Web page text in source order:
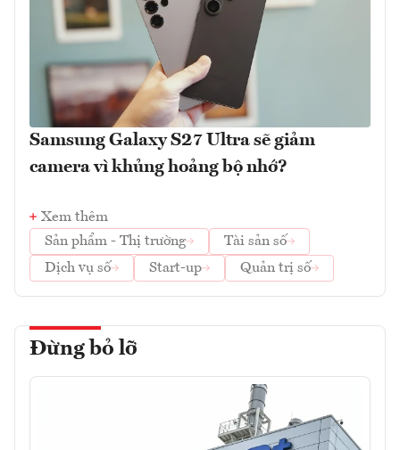
Samsung Galaxy S27 Ultra sẽ giảm
camera vì khủng hoảng bộ nhớ?
Xem thêm
Sản phẩm - Thị trường
Tài sản số
Dịch vụ số
Start-up Quản trị số
Đừng bỏ lỡ